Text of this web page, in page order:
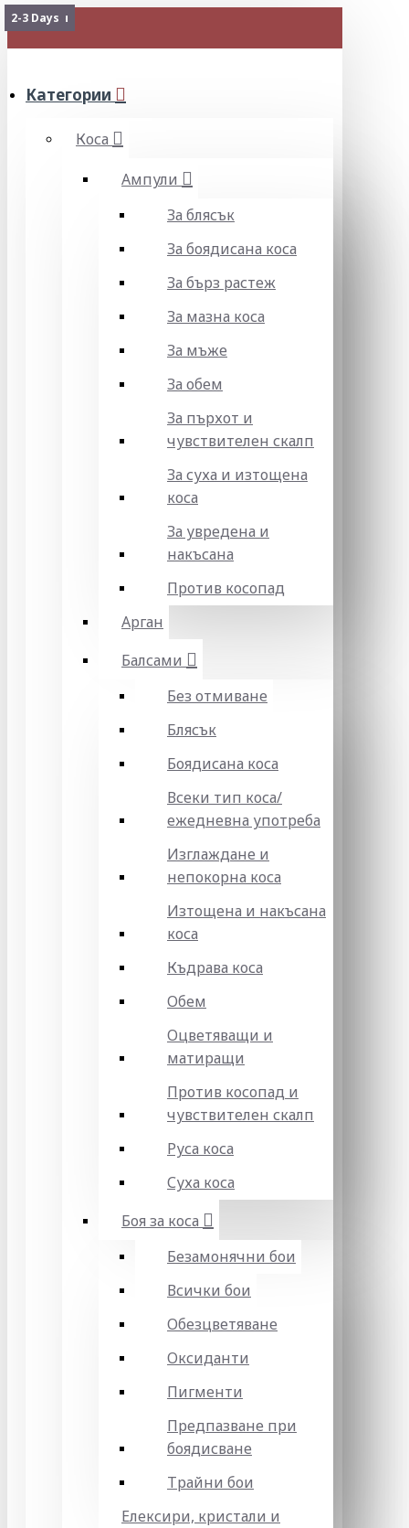
МЕНЮ
Категории
Коса
Ампули
За блясък
За боядисана коса
За бърз растеж
За мазна коса
За мъже
За обем
За пърхот и
чувствителен скалп
За суха и изтощена
коса
За увредена и
накъсана
Против косопад
Арган
Балсами
Без отмиване
Блясък
Боядисана коса
Всеки тип коса/
ежедневна употреба
Изглаждане и
непокорна коса
Изтощена и накъсана
коса
Къдрава коса
Обем
Оцветяващи и
матиращи
Против косопад и
чувствителен скалп
Руса коса
Суха коса
Боя за коса
Безамонячни бои
Всички бои
Обезцветяване
Оксиданти
Пигменти
Предпазване при
боядисване
Трайни бои
Елексири, кристали и
Изчерпан
2-3 Days
2-3 Days